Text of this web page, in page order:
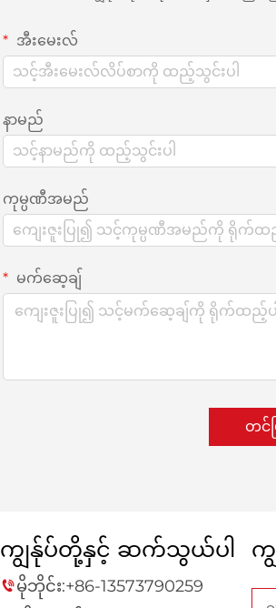
အီးမေးလ်
နာမည်
ကုမ္ပဏီအမည်
မက်ဆေ့ချ်
တင်
ကျွန်ုပ်တို့နှင့် ဆက်သွယ်ပါ
မိုဘိုင်း:+86-13573790259
က